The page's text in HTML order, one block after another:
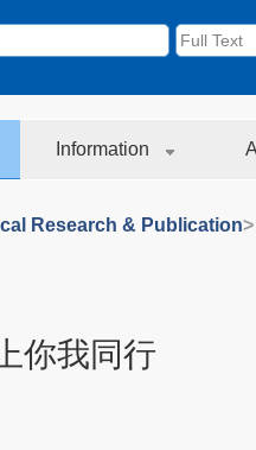
Information
Research & Publication
你我同行